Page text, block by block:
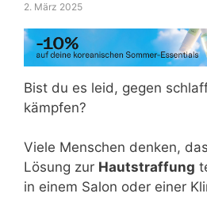
2. März 2025
Bist du es leid, gegen
kämpfen?
Viele Menschen denken,
Lösung zur Hautstraffung
in einem Salon oder einer